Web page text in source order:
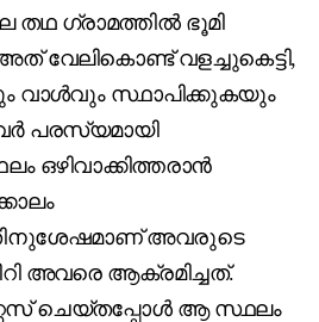
തഥ ഗ്രാമത്തിൽ ഭൂമി
വേലികൊണ്ട് വളച്ചുകെട്ടി,
വാൾവും സ്ഥാപിക്കുകയും
പരസ്യമായി
ഒഴിവാക്കിത്തരാൻ
അവരുടെ
അവരെ ആക്രമിച്ചത്.
ചെയ്തപ്പോൾ ആ സ്ഥലം